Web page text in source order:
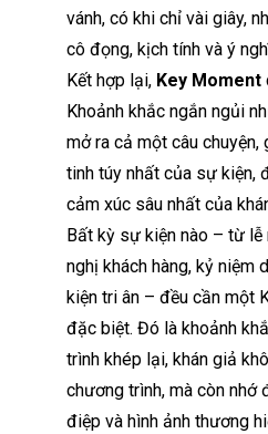
vánh, có khi chỉ vài giây,
cô đọng, kịch tính và ý
Kết hợp lại, Key Moment
Khoảnh khắc ngắn ngủi
mở ra cả một câu
tinh túy nhất của sự kiện,
cảm xúc sâu nhất của
Bất kỳ sự kiện nào – từ
nghị khách hàng, kỷ niệm
kiện tri ân – đều cần một
đặc biệt. Đó là khoảnh
trình khép lại, khán giả
chương trình, mà còn nhớ
điệp và hình ảnh thương